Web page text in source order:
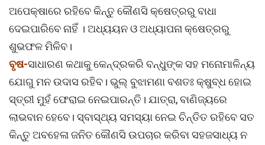
ଅପେକ୍ଷାରେ ରହିବେ କିନ୍ତୁ କୌଣସି କ୍ଷେତ୍ରରୁ ବାଧା
ଦେଇପାରିବେ ନାହିଁ । ଅଧ୍ୟୟନ ଓ ଅଧ୍ୟାପନା କ୍ଷେତ୍ରରୁ
ଶୁଭଫଳ ମିଳିବ।
ବୃଷ-ସାଧାରଣ କଥାକୁ କେନ୍ଦ୍ରକରି ବନ୍ଧୁଙ୍କ ସହ ମନୋମାଳିନ୍ୟ
ଯୋଗୁ ମନ ଉଦାସ ରହିବ। ଭୁଲ୍ ବୁଝାମଣା ବଶତଃ କ୍ଷୁବ୍ଧ ହୋଇ
ସ୍ତ୍ରୀ ମୁହଁ ଫେରାଇ ନେଇପାରନ୍ତି। ଯାତ୍ରା, ବାଣିଜ୍ୟରେ
ଲାଭବାନ ହେବେ। ସ୍ବାସ୍ଥ୍ୟ ସମସ୍ୟା ନେଇ ଚିନ୍ତିତ ରହିବେ ସତ
କିନ୍ତୁ ଅବହେଳା ଜନିତ କୌଣସି ଉପଚାର କରିବା ସହଜସାଧ୍ୟ ନ